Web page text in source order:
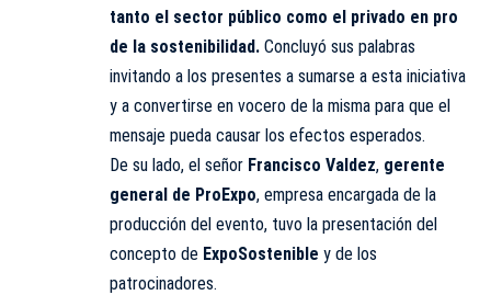
tanto el sector público como el privado en pro
de la sostenibilidad. Concluyó sus palabras
invitando a los presentes a sumarse a esta iniciativa
y a convertirse en vocero de la misma para que el
mensaje pueda causar los efectos esperados.
De su lado, el señor Francisco Valdez, gerente
general de ProExpo, empresa encargada de la
producción del evento, tuvo la presentación del
concepto de ExpoSostenible y de los
patrocinadores.